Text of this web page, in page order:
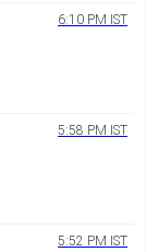
6:10 PM IST
5:58 PM IST
5:52 PM IST